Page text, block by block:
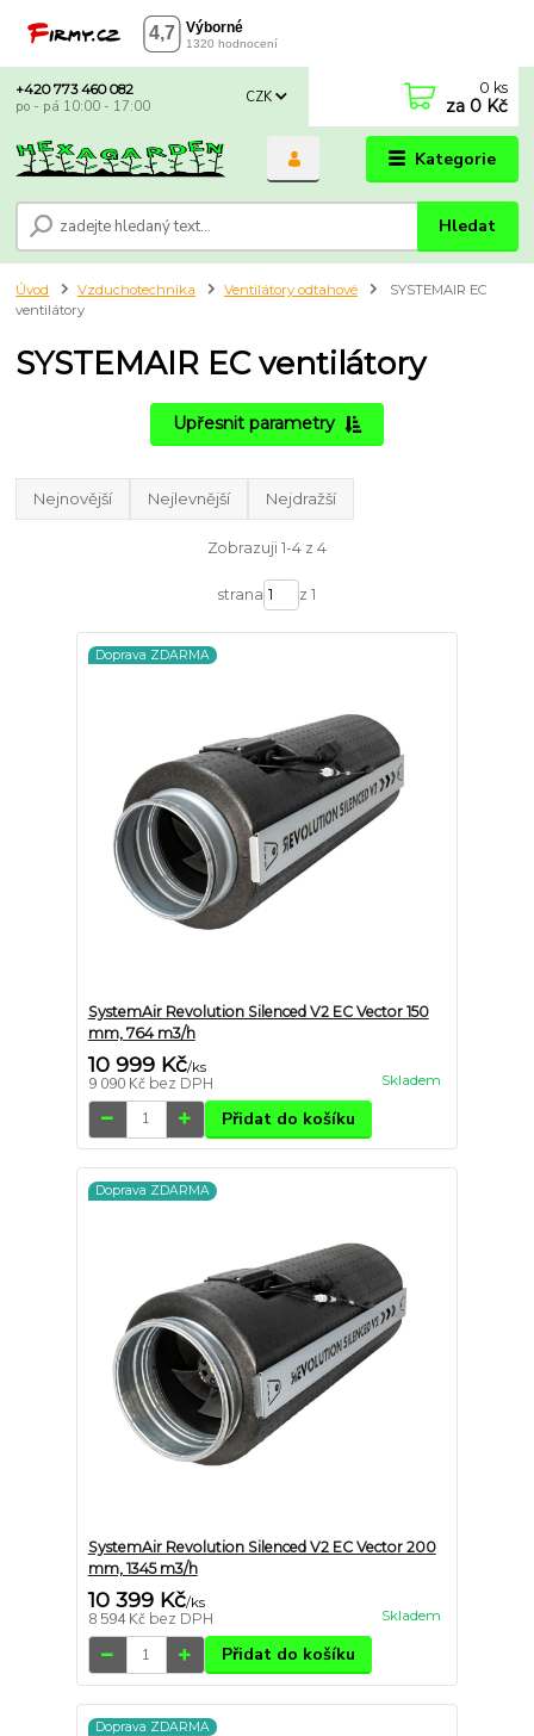
Kategorie
CZK
Hledat
+420 773 460 082
po - pá 10:00 - 17:00
0 ks
za 0 Kč
Úvod Vzduchotechnika Ventilátory odtahové
SYSTEMAIR EC
ventilátory
SYSTEMAIR EC ventilátory
Upřesnit parametry
Nejnovější Nejlevnější Nejdražší
Zobrazuji 1-4 z 4
strana z 1
Doprava ZDARMA
SystemAir Revolution Silenced V2 EC Vector 150
mm, 764 m3/h
10 999 Kč/ks
9 090 Kč bez DPH Skladem
Přidat do košíku
Doprava ZDARMA
SystemAir Revolution Silenced V2 EC Vector 200
mm, 1345 m3/h
10 399 Kč/ks
8 594 Kč bez DPH Skladem
Přidat do košíku
Doprava ZDARMA